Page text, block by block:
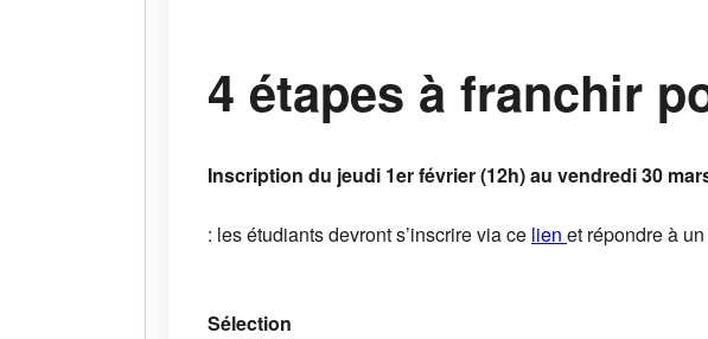
4 étapes à franchir
Inscription du jeudi 1er février (12h) au vendredi 30
: les étudiants devront s’inscrire via ce lien et répondre à
Sélection